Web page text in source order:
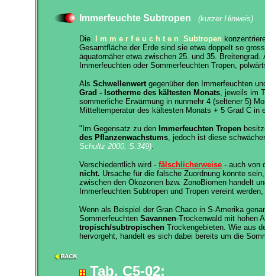
Immerfeuchte Subtropen (kurzer Hinweis)
Die I m m e r f e u c h t e n Subtropen
Gesamtfläche der Erde sind sie etwa doppelt so
äquatornäher etwa zwischen 25. und 35.
Immerfeuchten oder Sommerfeuchten Tropen,
Als Schwellenwertgegenüber den Immerfeuchten
Grad - Isotherme des kältesten Monats, jeweils im
sommerliche Erwärmung in nunmehr 4 (seltener 5)
Mitteltemperatur des kältesten Monats + 5 Grad C in
"Im Gegensatz zu den Immerfeuchten Tropen
des Pflanzenwachstums, jedoch ist diese
Schultz 2000, S.349).
Verschiedentlich wird - fälschlicherweise - auch von
nicht. Ursache für die falsche Zuordnung könnte
zwischen den Ökozonen bzw. ZonoBiomen handelt
Immerfeuchten Subtropen und Tropen vereint
Wenn als Beispiel der Gran Chaco in S-Amerika
Sommerfeuchten Savannen-Trockenwald mit hohen
tropisch/subtropischen Trockengebieten. Wie aus
hervorgeht, handelt es sich dabei bereits um die
Tab. C5-02: